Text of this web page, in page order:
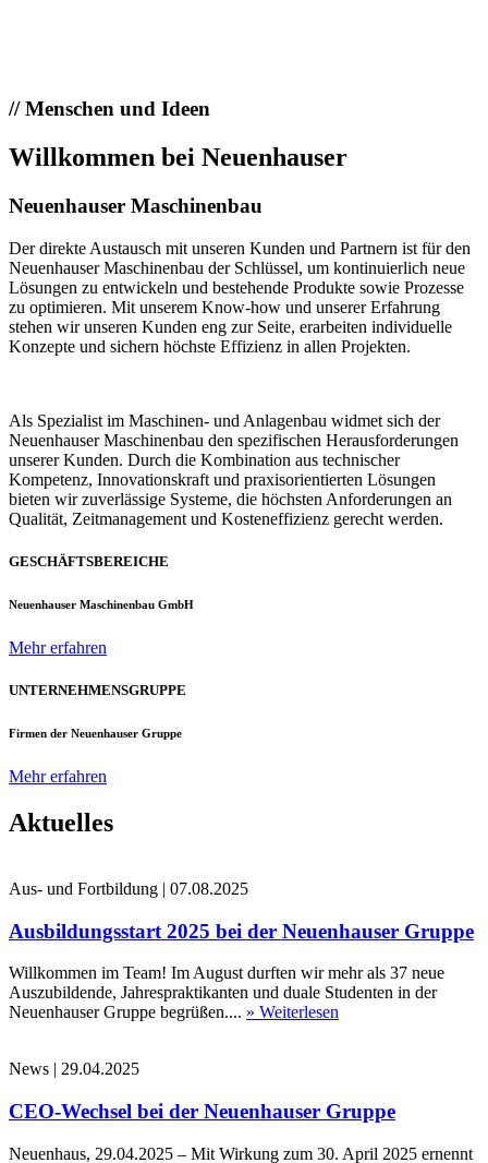
//Menschen und Ideen
Willkommen bei Neuenhauser
Neuenhauser Maschinenbau
Der direkte Austausch mit unseren Kunden und Partnern ist für den
Neuenhauser Maschinenbau der Schlüssel, um kontinuierlich neue
Lösungen zu entwickeln und bestehende Produkte sowie Prozesse
zu optimieren. Mit unserem Know-how und unserer Erfahrung
stehen wir unseren Kunden eng zur Seite, erarbeiten individuelle
Konzepte und sichern höchste Effizienz in allen Projekten.
Als Spezialist im Maschinen- und Anlagenbau widmet sich der
Neuenhauser Maschinenbau den spezifischen Herausforderungen
unserer Kunden. Durch die Kombination aus technischer
Kompetenz, Innovationskraft und praxisorientierten Lösungen
bieten wir zuverlässige Systeme, die höchsten Anforderungen an
Qualität, Zeitmanagement und Kosteneffizienz gerecht werden.
GESCHÄFTSBEREICHE
Neuenhauser Maschinenbau GmbH
Mehr erfahren
UNTERNEHMENSGRUPPE
Firmen der Neuenhauser Gruppe
Mehr erfahren
Aktuelles
Aus- und Fortbildung | 07.08.2025
Ausbildungsstart 2025 bei der Neuenhauser Gruppe
Willkommen im Team! Im August durften wir mehr als 37 neue
Auszubildende, Jahrespraktikanten und duale Studenten in der
Neuenhauser Gruppe begrüßen.... » Weiterlesen
News | 29.04.2025
CEO-Wechsel bei der Neuenhauser Gruppe
Neuenhaus, 29.04.2025 – Mit Wirkung zum 30. April 2025 ernennt